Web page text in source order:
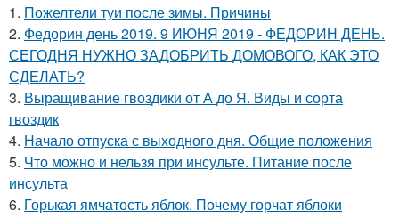
1. Пожелтели туи после зимы. Причины
2. Федорин день 2019. 9 ИЮНЯ 2019 - ФЕДОРИН ДЕНЬ.
СЕГОДНЯ НУЖНО ЗАДОБРИТЬ ДОМОВОГО, КАК ЭТО
СДЕЛАТЬ?
3. Выращивание гвоздики от А до Я. Виды и сорта
гвоздик
4. Начало отпуска с выходного дня. Общие положения
5. Что можно и нельзя при инсульте. Питание после
инсульта
6. Горькая ямчатость яблок. Почему горчат яблоки